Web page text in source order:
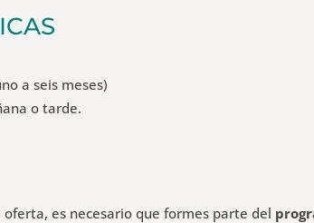
a seis meses)
o tarde.
es necesario que formes parte del